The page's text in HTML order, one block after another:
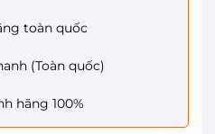
toàn quốc
(Toàn quốc)
hãng 100%